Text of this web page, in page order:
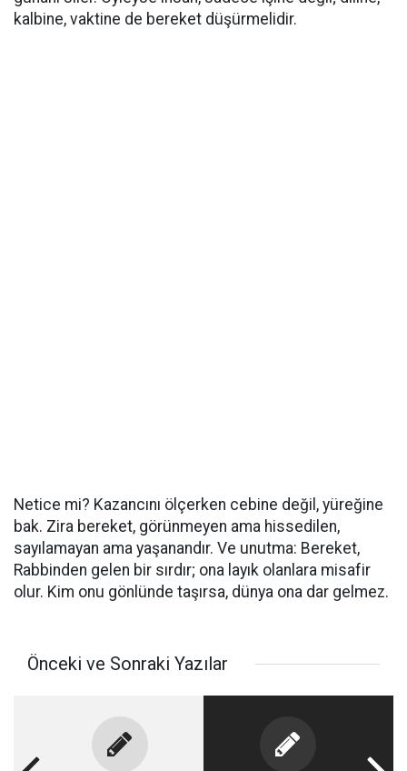
kalbine, vaktine de bereket düşürmelidir.
Netice mi? Kazancını ölçerken cebine değil, yüreğine
bak. Zira bereket, görünmeyen ama hissedilen,
sayılamayan ama yaşanandır. Ve unutma: Bereket,
Rabbinden gelen bir sırdır; ona layık olanlara misafir
olur. Kim onu gönlünde taşırsa, dünya ona dar gelmez.
Önceki ve Sonraki Yazılar